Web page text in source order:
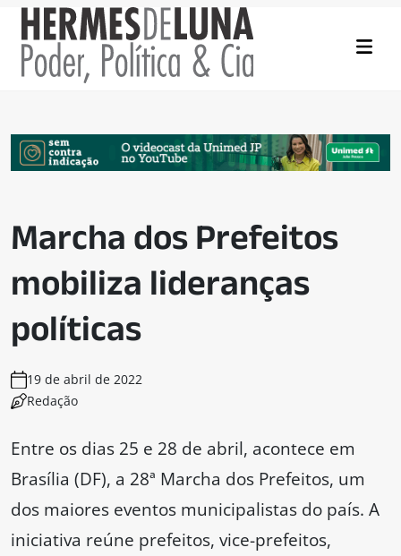
Marcha dos Prefeitos
mobiliza lideranças
políticas
19 de abril de 2022
Redação
Entre os dias 25 e 28 de abril, acontece em
Brasília (DF), a 28ª Marcha dos Prefeitos, um
dos maiores eventos municipalistas do país. A
iniciativa reúne prefeitos, vice-prefeitos,